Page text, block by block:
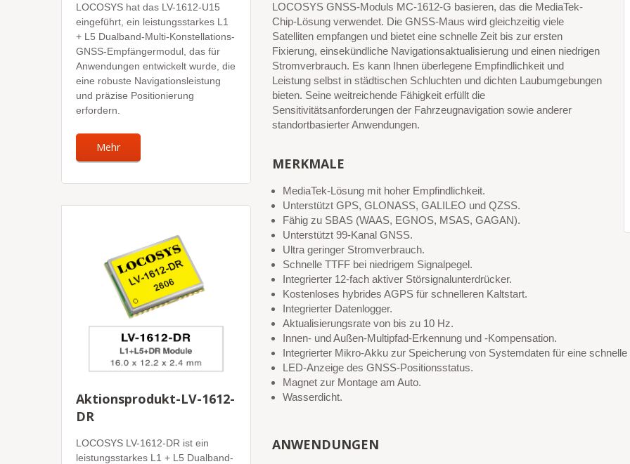
LOCOSYS hat das LV-1612-U15
eingeführt, ein leistungsstarkes L1
+ L5 Dualband-Multi-Konstellations-
GNSS-Empfängermodul, das für
Anwendungen entwickelt wurde, die
eine robuste Navigationsleistung
und präzise Positionierung
erfordern.
Mehr
Aktionsprodukt-LV-1612-
DR
LOCOSYS LV-1612-DR ist ein
leistungsstarkes L1 + L5 Dualband-
LOCOSYS GNSS-Moduls MC-1612-G basieren, das die MediaTek-
Chip-Lösung verwendet. Die GNSS-Maus wird gleichzeitig viele
Satelliten empfangen und bietet eine schnelle Zeit bis zur ersten
Fixierung, einsekündliche Navigationsaktualisierung und einen niedrigen
Stromverbrauch. Es kann Ihnen überlegene Empfindlichkeit und
Leistung selbst in städtischen Schluchten und dichten Laubumgebungen
bieten. Seine weitreichende Fähigkeit erfüllt die
Sensitivitätsanforderungen der Fahrzeugnavigation sowie anderer
standortbasierter Anwendungen.
MERKMALE
MediaTek-Lösung mit hoher Empfindlichkeit.
Unterstützt GPS, GLONASS, GALILEO und QZSS.
Fähig zu SBAS (WAAS, EGNOS, MSAS, GAGAN).
Unterstützt 99-Kanal GNSS.
Ultra geringer Stromverbrauch.
Schnelle TTFF bei niedrigem Signalpegel.
Integrierter 12-fach aktiver Störsignalunterdrücker.
Kostenloses hybrides AGPS für schnelleren Kaltstart.
Integrierter Datenlogger.
Aktualisierungsrate von bis zu 10 Hz.
Innen- und Außen-Multipfad-Erkennung und -Kompensation.
Integrierter Mikro-Akku zur Speicherung von Systemdaten für eine
LED-Anzeige des GNSS-Positionsstatus.
Magnet zur Montage am Auto.
Wasserdicht.
ANWENDUNGEN